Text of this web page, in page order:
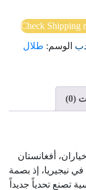
Check Shipping
الوسم: طلال
(0)
أفغانستان
في نيجيريا، إذ بصمة
تصنع تحدياً جديداً